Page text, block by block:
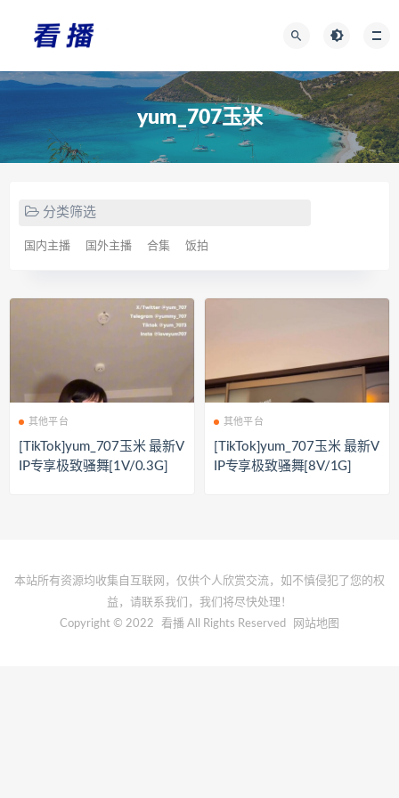
yum_707玉米
分类筛选
国内主播 国外主播 合集 饭拍
其他平台
[TikTok]yum_707玉米 最新V
IP专享极致骚舞[1V/0.3G]
其他平台
[TikTok]yum_707玉米 最新V
IP专享极致骚舞[8V/1G]
本站所有资源均收集自互联网，仅供个人欣赏交流，如不慎侵犯了您的权
益，请联系我们，我们将尽快处理！
Copyright © 2022
看播 All Rights Reserved 网站地图